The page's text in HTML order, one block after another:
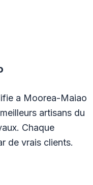
a Moorea-Maiao
artisans du
Chaque
de vrais clients.